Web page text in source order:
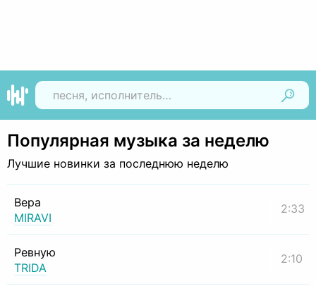
Популярная музыка за неделю
Лучшие новинки за последнюю неделю
Вера
MIRAVI
2:33
Ревную
TRIDA
2:10